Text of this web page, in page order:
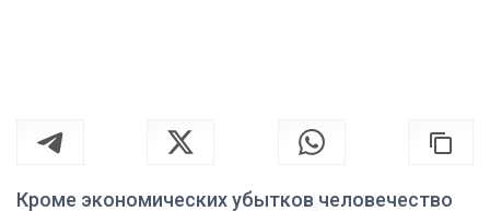
Кроме экономических убытков человечество